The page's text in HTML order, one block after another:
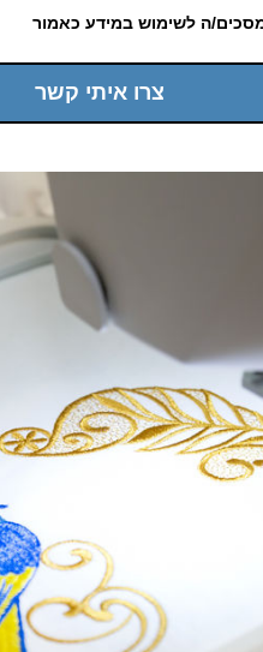
ה לשימוש במידע כאמור
צרו איתי קשר